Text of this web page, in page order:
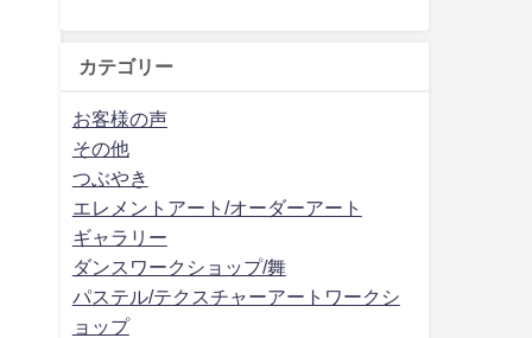
カテゴリー
お客様の声
その他
つぶやき
エレメントアート/オーダーアート
ギャラリー
ダンスワークショップ/舞
パステル/テクスチャーアートワークシ
ョップ